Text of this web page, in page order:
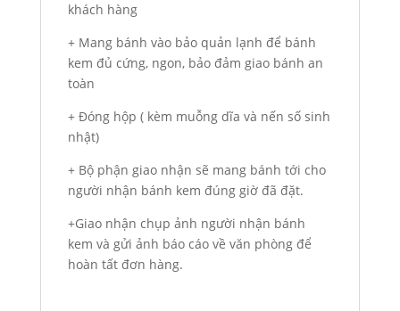
khách hàng
+ Mang bánh vào bảo quản lạnh để bánh
kem đủ cứng, ngon, bảo đảm giao bánh an
toàn
+ Đóng hộp ( kèm muỗng dĩa và nến số sinh
nhật)
+ Bộ phận giao nhận sẽ mang bánh tới cho
người nhận bánh kem đúng giờ đã đặt.
+Giao nhận chụp ảnh người nhận bánh
kem và gửi ảnh báo cáo về văn phòng để
hoàn tất đơn hàng.